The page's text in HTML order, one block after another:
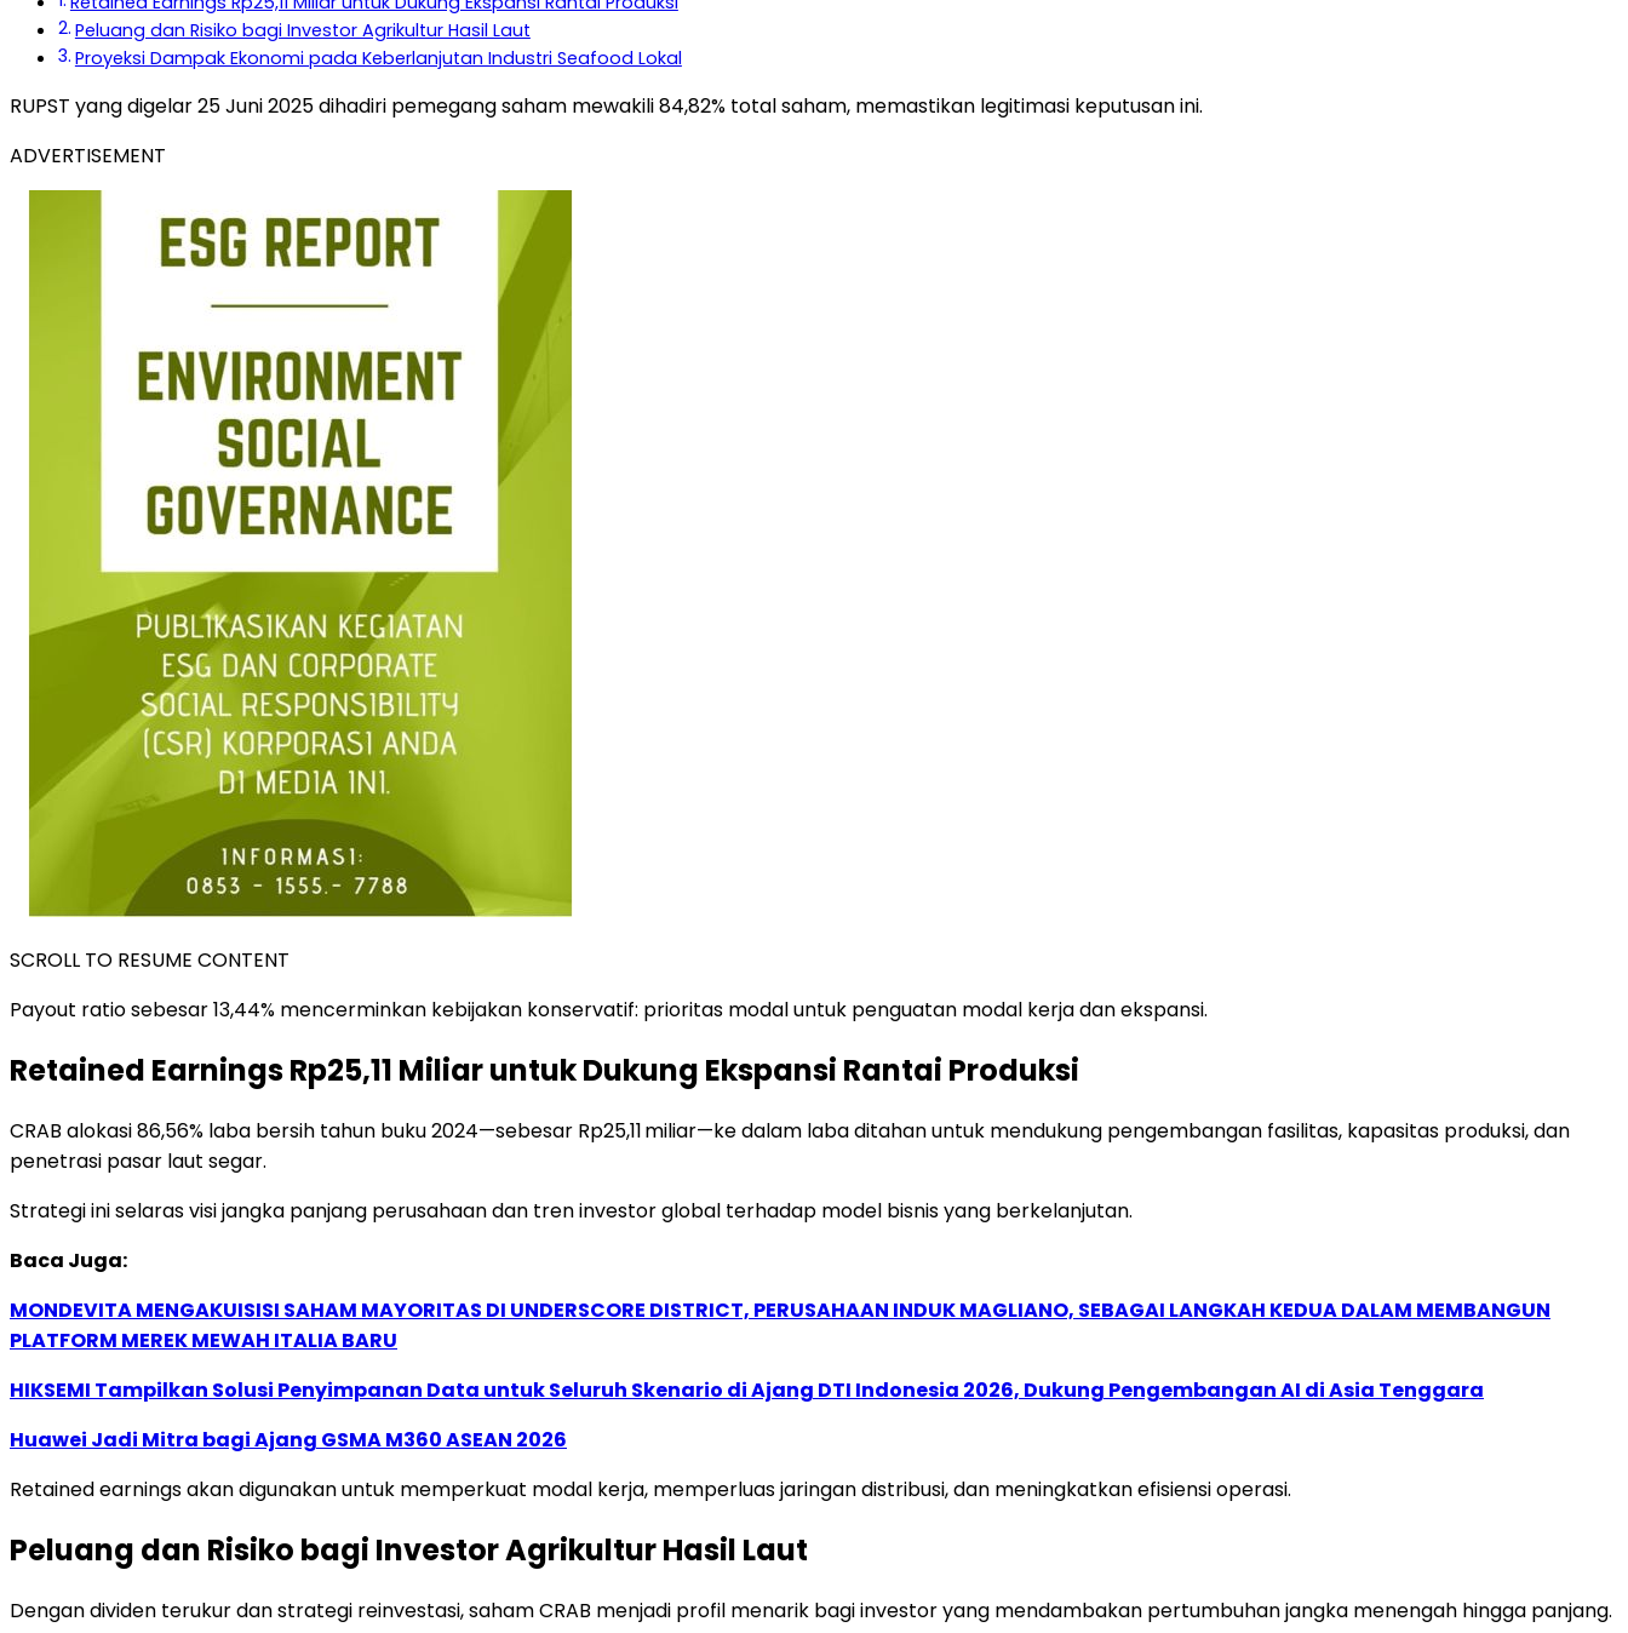
Peluang dan Risiko bagi Investor Agrikultur Hasil Laut
Proyeksi Dampak Ekonomi pada Keberlanjutan Industri Seafood Lokal
RUPST yang digelar 25 Juni 2025 dihadiri pemegang saham mewakili 84,82% total saham, memastikan legitimasi keputusan ini.
ADVERTISEMENT
SCROLL TO RESUME CONTENT
Payout ratio sebesar 13,44% mencerminkan kebijakan konservatif: prioritas modal untuk penguatan modal kerja dan ekspansi.
Retained Earnings Rp25,11 Miliar untuk Dukung Ekspansi Rantai Produksi
CRAB alokasi 86,56% laba bersih tahun buku 2024—sebesar Rp25,11 miliar—ke dalam laba ditahan untuk mendukung pengembangan fasilitas, kapasitas produksi, dan
penetrasi pasar laut segar.
Strategi ini selaras visi jangka panjang perusahaan dan tren investor global terhadap model bisnis yang berkelanjutan.
Baca Juga:
MONDEVITA MENGAKUISISI SAHAM MAYORITAS DI UNDERSCORE DISTRICT, PERUSAHAAN INDUK MAGLIANO, SEBAGAI LANGKAH KEDUA DALAM MEMBANGUN
PLATFORM MEREK MEWAH ITALIA BARU
HIKSEMI Tampilkan Solusi Penyimpanan Data untuk Seluruh Skenario di Ajang DTI Indonesia 2026, Dukung Pengembangan AI di Asia Tenggara
Huawei Jadi Mitra bagi Ajang GSMA M360 ASEAN 2026
Retained earnings akan digunakan untuk memperkuat modal kerja, memperluas jaringan distribusi, dan meningkatkan efisiensi operasi.
Peluang dan Risiko bagi Investor Agrikultur Hasil Laut
Dengan dividen terukur dan strategi reinvestasi, saham CRAB menjadi profil menarik bagi investor yang mendambakan pertumbuhan jangka menengah hingga panjang.